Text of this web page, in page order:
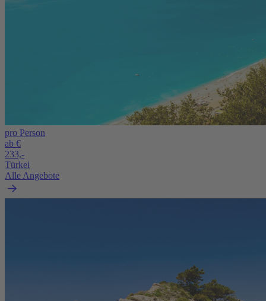
pro Person
ab €
233,-
Türkei
Alle Angebote